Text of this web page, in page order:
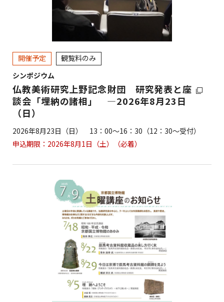
開催予定
観覧料のみ
シンポジウム
仏教美術研究上野記念財団 研究発表と座
談会「埋納の諸相」 ―2026年8月23日
（日）
2026年8月23日（日） 13：00～16：30（12：30～受付）
申込期限：2026年8月1日（土）（必着）